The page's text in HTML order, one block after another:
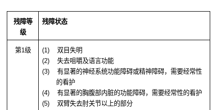
残障等
级
残障状态
第1级 (1)
双目失明
(2)
失去咀嚼及语言功能
(3)
有显著的神经系统功能障碍或精神障碍，需要经常性
的看护
(4)
有显著的胸腹部内脏的功能障碍，需要经常性的看护
(5)
双臂失去肘关节以上的部分